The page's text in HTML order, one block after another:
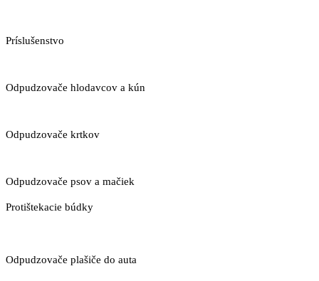
Príslušenstvo
Odpudzovače hlodavcov a kún
Odpudzovače krtkov
Odpudzovače psov a mačiek
Protištekacie búdky
Odpudzovače plašiče do auta